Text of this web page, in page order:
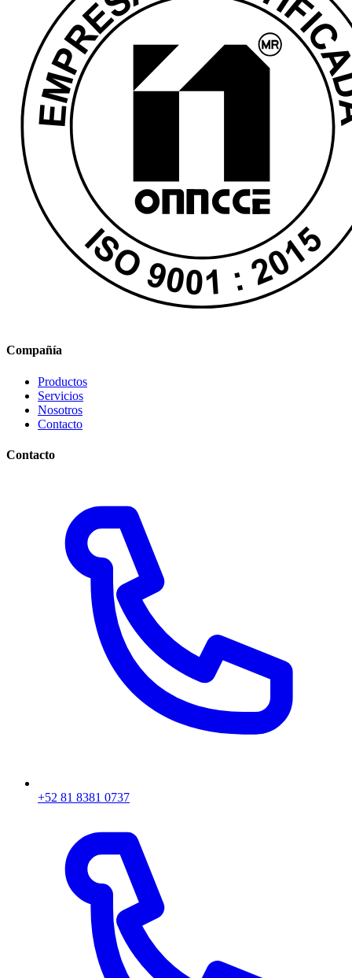
Compañía
Productos
Servicios
Nosotros
Contacto
Contacto
+52 81 8381 0737